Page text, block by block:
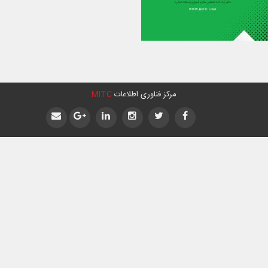
مرکز فناوری اطلاعات MITC